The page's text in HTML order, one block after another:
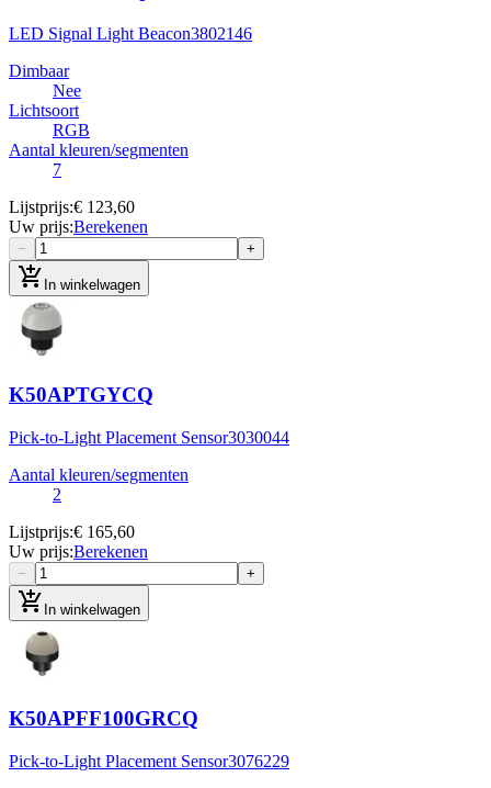
LED Signal Light Beacon3802146
Dimbaar
Nee
Lichtsoort
RGB
Aantal kleuren/segmenten
7
Lijstprijs:€ 123,60
Uw prijs:Berekenen
− +
add_shopping_cart In winkelwagen
K50APTGYCQ
Pick-to-Light Placement Sensor3030044
Aantal kleuren/segmenten
2
Lijstprijs:€ 165,60
Uw prijs:Berekenen
− +
add_shopping_cart In winkelwagen
K50APFF100GRCQ
Pick-to-Light Placement Sensor3076229